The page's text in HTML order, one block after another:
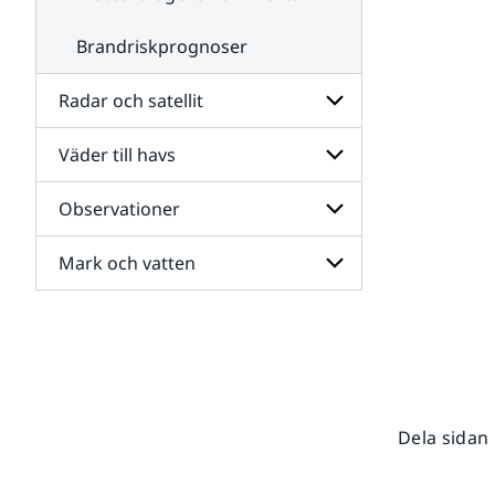
Brandriskprognoser
Radar och satellit
Undersidor
för
Radar
och
satellit
Väder till havs
Undersidor
för
Väder
till
havs
Observationer
Undersidor
för
Mark och vatten
Dela sidan